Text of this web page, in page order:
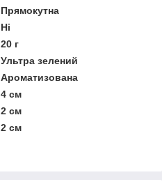
Прямокутна
Ні
20 г
Ультра зелений
Ароматизована
4 см
2 см
2 см